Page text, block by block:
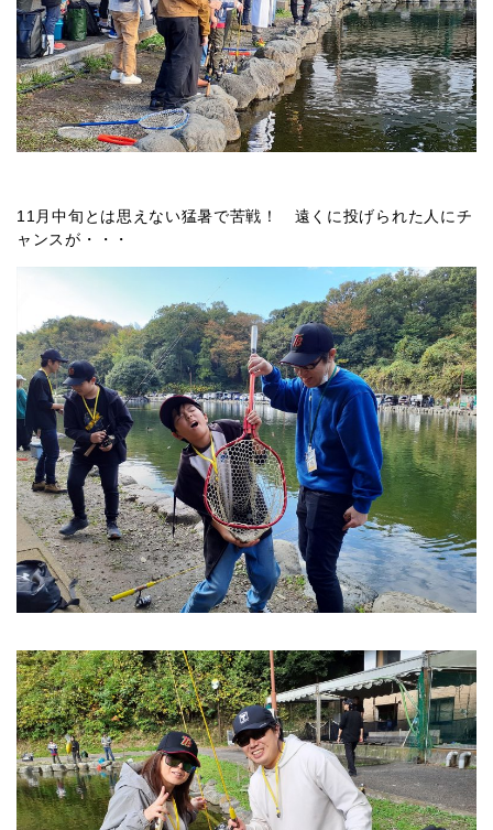
11月中旬とは思えない猛暑で苦戦！ 遠くに投げられた人にチ
ャンスが・・・